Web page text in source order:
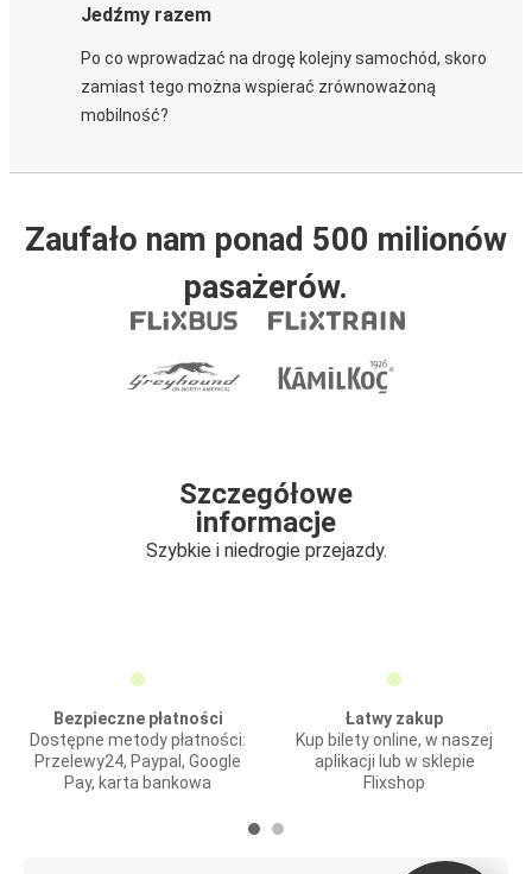
Jedźmy razem
Po co wprowadzać na drogę kolejny samochód, skoro
zamiast tego można wspierać zrównoważoną
mobilność?
Zaufało nam ponad 500 milionów
pasażerów.
Szczegółowe
informacje
Szybkie i niedrogie przejazdy.
Bezpieczne płatności
Dostępne metody płatności:
Przelewy24, Paypal, Google
Pay, karta bankowa
Łatwy zakup
Kup bilety online, w naszej
aplikacji lub w sklepie
Flixshop